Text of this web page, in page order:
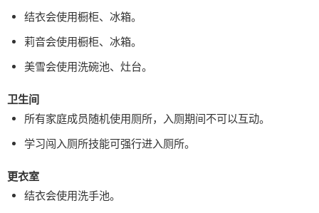
结衣会使用橱柜、冰箱。
莉音会使用橱柜、冰箱。
美雪会使用洗碗池、灶台。
卫生间
所有家庭成员随机使用厕所，入厕期间不可以互动。
学习闯入厕所技能可强行进入厕所。
更衣室
结衣会使用洗手池。